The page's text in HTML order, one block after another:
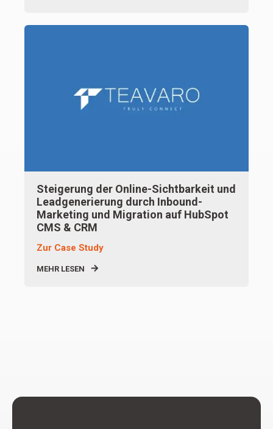
Steigerung der Online-Sichtbarkeit und
Leadgenerierung durch Inbound-
Marketing und Migration auf HubSpot
CMS & CRM
Zur Case Study
MEHR LESEN